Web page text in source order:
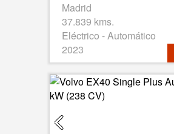
Madrid
37.839 kms.
Eléctrico - Automático
2023